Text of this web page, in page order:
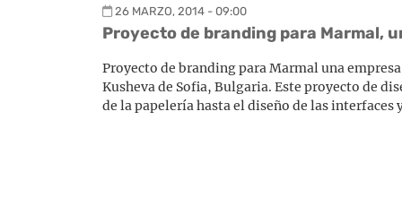
26 MARZO, 2014 - 09:00
Proyecto de branding para Marmal,
Proyecto de branding para Marmal una
Kusheva de Sofia, Bulgaria. Este proyecto de
de la papelería hasta el diseño de las